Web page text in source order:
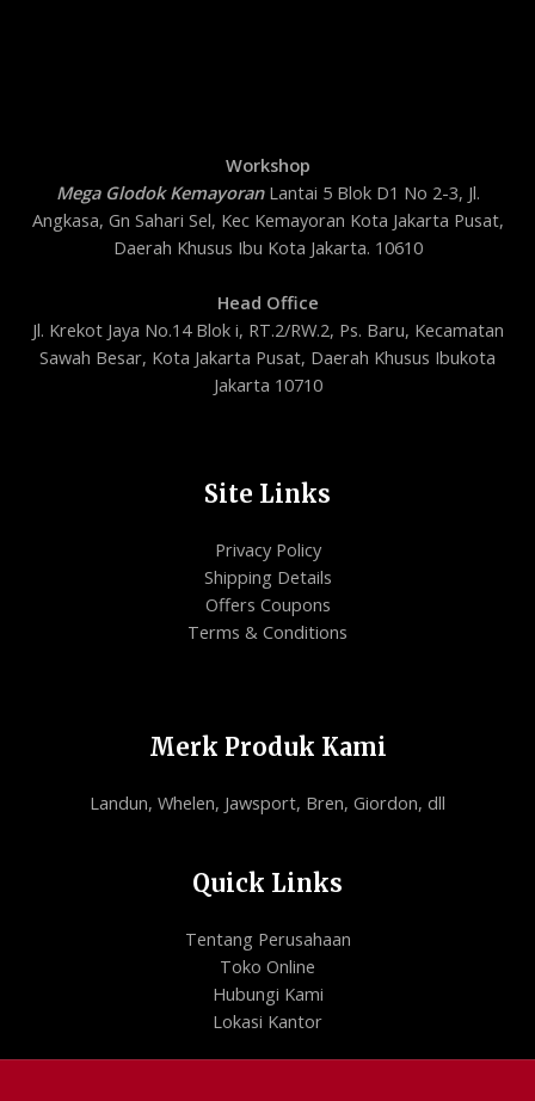
Workshop
Mega Glodok KemayoranLantai 5 Blok D1 No 2-3, Jl.
Angkasa, Gn Sahari Sel, Kec Kemayoran Kota Jakarta Pusat,
Daerah Khusus Ibu Kota Jakarta. 10610
Head Office
Jl. Krekot Jaya No.14 Blok i, RT.2/RW.2, Ps. Baru, Kecamatan
Sawah Besar, Kota Jakarta Pusat, Daerah Khusus Ibukota
Jakarta 10710
Site Links
Privacy Policy
Shipping Details
Offers Coupons
Terms & Conditions
Merk Produk Kami
Landun, Whelen, Jawsport, Bren, Giordon, dll
Quick Links
Tentang Perusahaan
Toko Online
Hubungi Kami
Lokasi Kantor